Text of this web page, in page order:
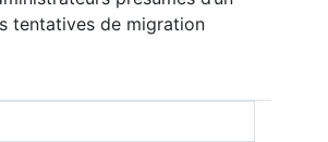
tentatives de migration